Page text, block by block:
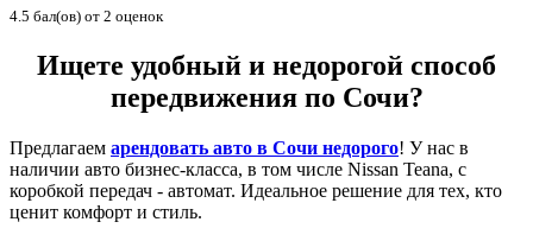
4.5 бал(ов) от 2 оценок
Ищете удобный и недорогой способ
передвижения по Сочи?
Предлагаем арендовать авто в Сочи недорого! У нас в
наличии авто бизнес-класса, в том числе Nissan Teana, с
коробкой передач - автомат. Идеальное решение для тех, кто
ценит комфорт и стиль.